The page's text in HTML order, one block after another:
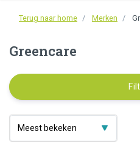
Terug naar home Merken
Greencare